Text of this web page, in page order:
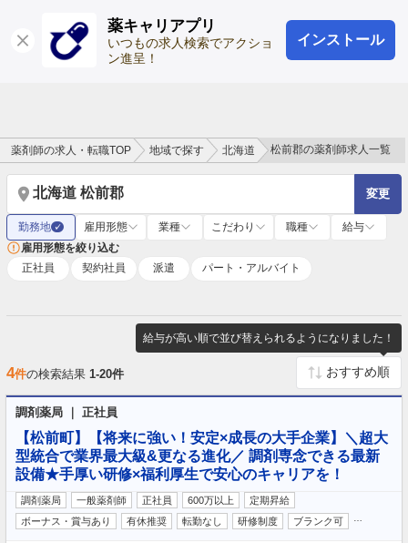
薬キャリアプリ
いつもの求人検索でアクショ
ン進呈！
インストール
ログイン 会員登録
薬剤師の求人・転職TOP 地域で探す 北海道 松前郡の薬剤師求人一覧
北海道 松前郡 変更
勤務地 ✓ 雇用形態 業種 こだわり 職種
給与
雇用形態を絞り込む
正社員
契約社員 派遣 パート・アルバイト
給与が高い順で並び替えられるようになりました！
4件の検索結果 1-20件
調剤薬局 ｜ 正社員
【松前町】【将来に強い！安定×成長の大手企業】＼超大
型統合で業界最大級&更なる進化／ 調剤専念できる最新
設備★手厚い研修×福利厚生で安心のキャリアを！
調剤薬局 一般薬剤師 正社員 600万以上
定期昇給
ボーナス・賞与あり
有休推奨 転勤なし 研修制度 ブランク可